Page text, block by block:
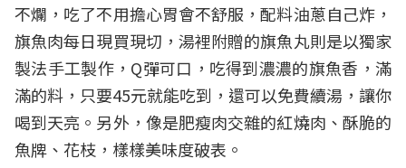
不爛，吃了不用擔心胃會不舒服，配料油蔥自己炸，
旗魚肉每日現買現切，湯裡附贈的旗魚丸則是以獨家
製法手工製作，Q彈可口，吃得到濃濃的旗魚香，滿
滿的料，只要45元就能吃到，還可以免費續湯，讓你
喝到天亮。另外，像是肥瘦肉交雜的紅燒肉、酥脆的
魚牌、花枝，樣樣美味度破表。